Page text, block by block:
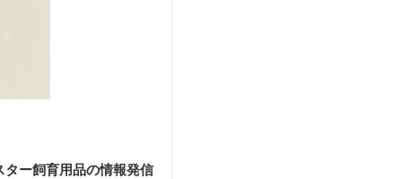
ター飼育用品の情報発信